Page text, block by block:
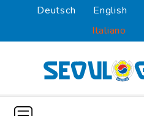
Deutsch English
Italiano